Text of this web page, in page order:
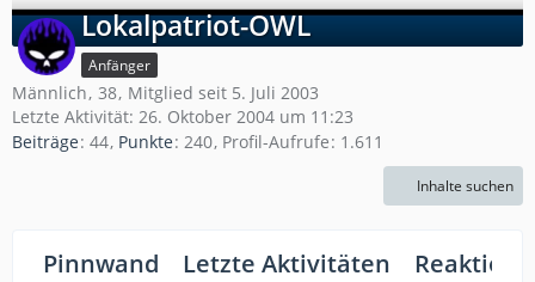
Lokalpatriot-OWL
Anfänger
Männlich 38 Mitglied seit 5. Juli 2003
Letzte Aktivität: 26. Oktober 2004 um 11:23
Beiträge 44 Punkte 240 Profil-Aufrufe 1.611
Inhalte suchen
Pinnwand Letzte Aktivitäten